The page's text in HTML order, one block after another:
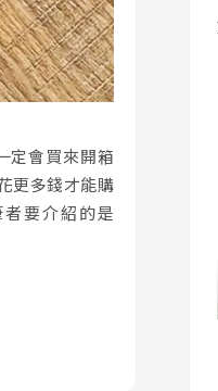
定會買來開箱
更多錢才能購
要介紹的是